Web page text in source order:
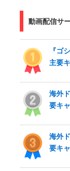
動画配信サ
『ゴ
主要
海外
要キ
海外
要キ